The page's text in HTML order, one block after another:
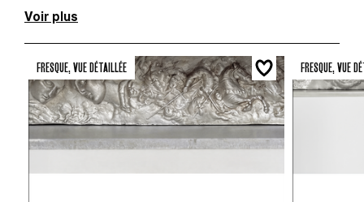
Voir plus
FRESQUE, VUE DÉTAILLÉE FRESQUE, VUE